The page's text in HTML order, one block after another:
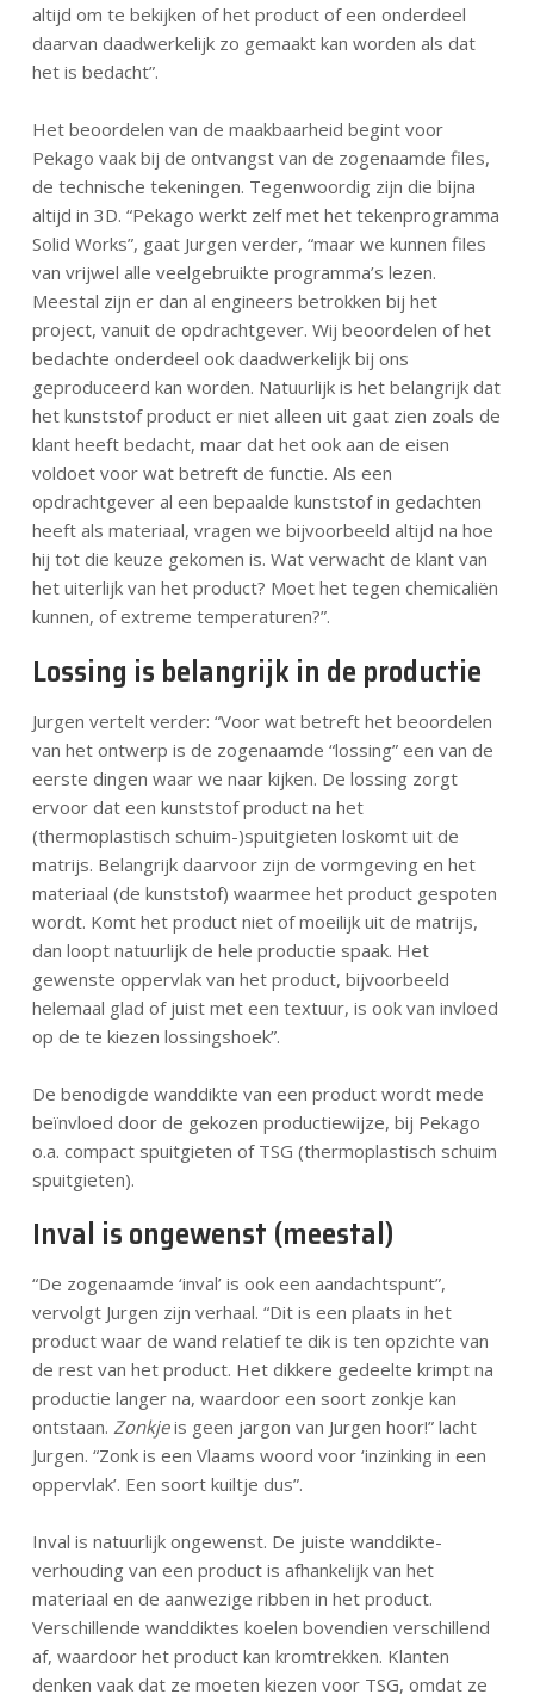
altijd om te bekijken of het product of een onderdeel
daarvan daadwerkelijk zo gemaakt kan worden als dat
het is bedacht”.
Het beoordelen van de maakbaarheid begint voor
Pekago vaak bij de ontvangst van de zogenaamde files,
de technische tekeningen. Tegenwoordig zijn die bijna
altijd in 3D. “Pekago werkt zelf met het tekenprogramma
Solid Works”, gaat Jurgen verder, “maar we kunnen files
van vrijwel alle veelgebruikte programma’s lezen.
Meestal zijn er dan al engineers betrokken bij het
project, vanuit de opdrachtgever. Wij beoordelen of het
bedachte onderdeel ook daadwerkelijk bij ons
geproduceerd kan worden. Natuurlijk is het belangrijk dat
het kunststof product er niet alleen uit gaat zien zoals de
klant heeft bedacht, maar dat het ook aan de eisen
voldoet voor wat betreft de functie. Als een
opdrachtgever al een bepaalde kunststof in gedachten
heeft als materiaal, vragen we bijvoorbeeld altijd na hoe
hij tot die keuze gekomen is. Wat verwacht de klant van
het uiterlijk van het product? Moet het tegen chemicaliën
kunnen, of extreme temperaturen?”.
Lossing is belangrijk in de productie
Jurgen vertelt verder: “Voor wat betreft het beoordelen
van het ontwerp is de zogenaamde “lossing” een van de
eerste dingen waar we naar kijken. De lossing zorgt
ervoor dat een kunststof product na het
(thermoplastisch schuim-)spuitgieten loskomt uit de
matrijs. Belangrijk daarvoor zijn de vormgeving en het
materiaal (de kunststof) waarmee het product gespoten
wordt. Komt het product niet of moeilijk uit de matrijs,
dan loopt natuurlijk de hele productie spaak. Het
gewenste oppervlak van het product, bijvoorbeeld
helemaal glad of juist met een textuur, is ook van invloed
op de te kiezen lossingshoek”.
De benodigde wanddikte van een product wordt mede
beïnvloed door de gekozen productiewijze, bij Pekago
o.a. compact spuitgieten of TSG (thermoplastisch schuim
spuitgieten).
Inval is ongewenst (meestal)
“De zogenaamde ‘inval’ is ook een aandachtspunt”,
vervolgt Jurgen zijn verhaal. “Dit is een plaats in het
product waar de wand relatief te dik is ten opzichte van
de rest van het product. Het dikkere gedeelte krimpt na
productie langer na, waardoor een soort zonkje kan
ontstaan. Zonkjeis geen jargon van Jurgen hoor!” lacht
Jurgen. “Zonk is een Vlaams woord voor ‘inzinking in een
oppervlak’. Een soort kuiltje dus”.
Inval is natuurlijk ongewenst. De juiste wanddikte-
verhouding van een product is afhankelijk van het
materiaal en de aanwezige ribben in het product.
Verschillende wanddiktes koelen bovendien verschillend
af, waardoor het product kan kromtrekken. Klanten
denken vaak dat ze moeten kiezen voor TSG, omdat ze